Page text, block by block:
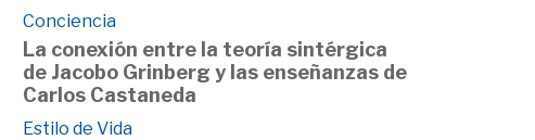
Conciencia
La conexión entre la teoría sintérgica
de Jacobo Grinberg y las enseñanzas de
Carlos Castaneda
Estilo de Vida